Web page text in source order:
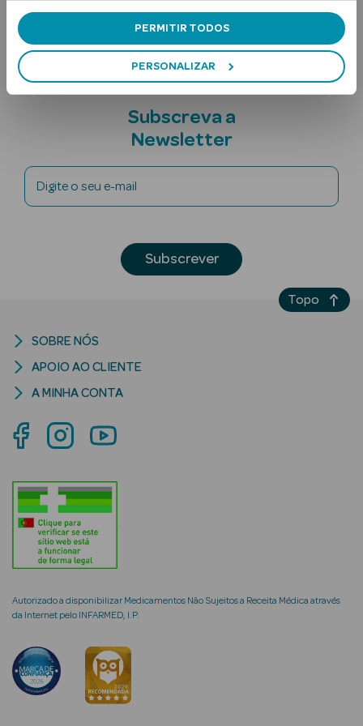
PERMITIR TODOS
PERSONALIZAR
Solares
Corpo
Criança
Rosto e
Ver Tudo
Cosmética
Rosto
Séruns Faciais
Creme de Olhos
Anti-
Nota adicional
Subscreva a
Newsletter
Digite o seu e-mail
Subscrever
Autorizado a disponibilizar Medicamentos Não Sujeitos a Receita Médica através
da Internet pelo INFARMED, I.P.
SOBRE NÓS
APOIO AO CLIENTE
A MINHA CONTA
Topo